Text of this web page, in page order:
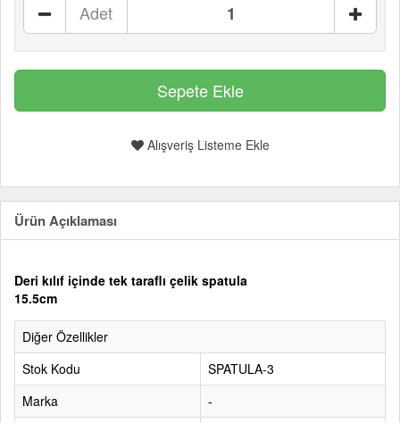
Adet
Alışveriş Listeme Ekle
Ürün Açıklaması
Deri kılıf içinde tek taraflı çelik spatula
15.5cm
Diğer Özellikler
Stok Kodu
SPATULA-3
Marka
-